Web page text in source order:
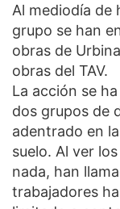
Al mediodía de
grupo se han
obras de
obras del TAV.
La acción se
dos grupos de
adentrado en
suelo. Al ver
nada, han
trabajadores